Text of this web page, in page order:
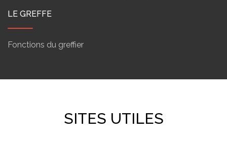
LE GREFFE
Fonctions du greffier
SITES UTILES